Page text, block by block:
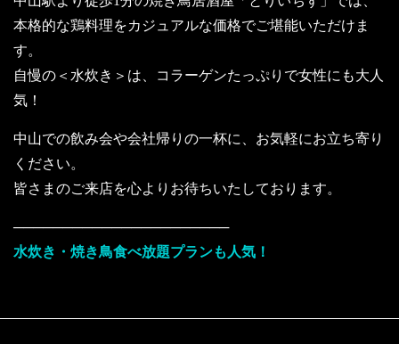
本格的な鶏料理をカジュアルな価格でご堪能いただけま
す。
自慢の＜水炊き＞は、コラーゲンたっぷりで女性にも大人
気！
中山での飲み会や会社帰りの一杯に、お気軽にお立ち寄り
ください。
皆さまのご来店を心よりお待ちいたしております。
──────────────────────
水炊き・焼き鳥食べ放題プランも人気！